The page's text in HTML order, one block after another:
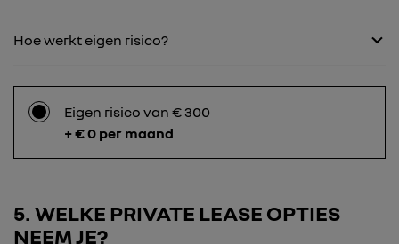
Hoe werkt eigen risico?
Eigen risico van € 300
+ € 0 per maand
5 WELKE PRIVATE LEASE OPTIES
NEEM JE?